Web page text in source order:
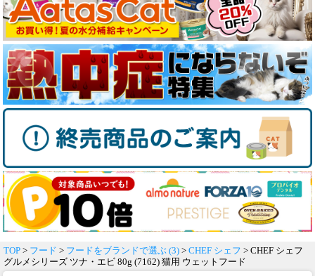
TOP > フード > フードをブランドで選ぶ (3) > CHEF シェフ > CHEF シェフ
グルメシリーズ ツナ・エビ 80g (7162) 猫用 ウェットフード